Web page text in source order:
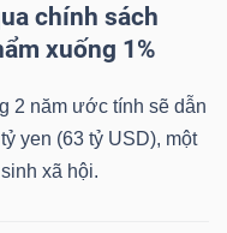
chính sách
xuống 1%
2 năm ước tính sẽ dẫn
yen (63 tỷ USD), một
xã hội.